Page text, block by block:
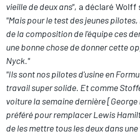
vieille de deux ans", a déclaré Wolff
"Mais pour le test des jeunes
de la composition de l'équipe ces
une bonne chose de donner cette
Nyck."
"Ils sont nos pilotes d'usine en
travail super solide. Et comme
voiture la semaine dernière
préféré pour remplacer Lewis
de les mettre tous les deux dans